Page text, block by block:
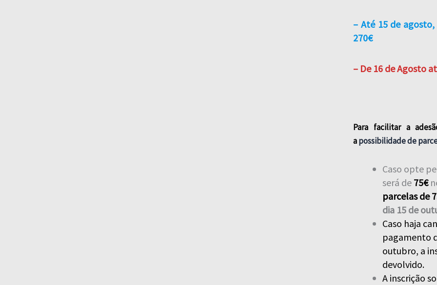
– Até 15 de
270€
– De 16 de Agosto
Para facilitar a
apossibilidade de
Caso opte
será de 75€
parcelas de
dia 15 de
Caso haja
pagamento
outubro, a
devolvido.
A inscrição